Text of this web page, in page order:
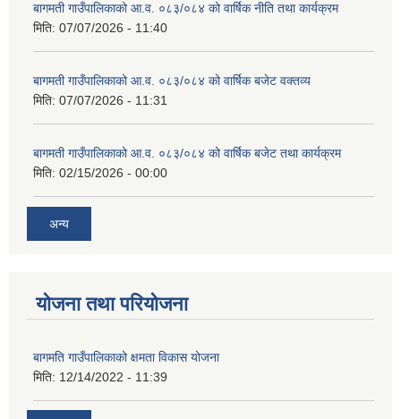
बागमती गाउँपालिकाको आ.व. ०८३/०८४ को वार्षिक नीति तथा कार्यक्रम
मिति: 07/07/2026 - 11:40
बागमती गाउँपालिकाको आ.व. ०८३/०८४ को वार्षिक बजेट वक्तव्य
मिति: 07/07/2026 - 11:31
बागमती गाउँपालिकाको आ.व. ०८३/०८४ को वार्षिक बजेट तथा कार्यक्रम
मिति: 02/15/2026 - 00:00
अन्य
योजना तथा परियोजना
बागमति गाउँपालिकाको क्षमता विकास योजना
मिति: 12/14/2022 - 11:39